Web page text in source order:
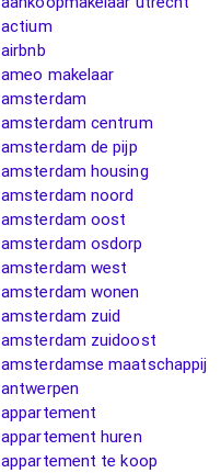
actium
airbnb
ameo makelaar
amsterdam
amsterdam centrum
amsterdam de pijp
amsterdam housing
amsterdam noord
amsterdam oost
amsterdam osdorp
amsterdam west
amsterdam wonen
amsterdam zuid
amsterdam zuidoost
amsterdamse maatschappij
antwerpen
appartement
appartement huren
appartement te koop